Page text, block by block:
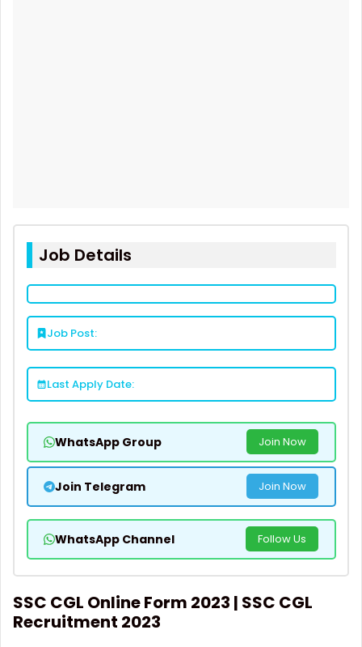
Job Details
Job Post:
Last Apply Date:
WhatsApp Group Join Now
Join Telegram Join Now
WhatsApp Channel Follow Us
SSC CGL Online Form 2023 | SSC CGL
Recruitment 2023